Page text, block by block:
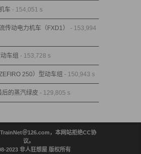
车 - 154,051 s
传动电力机车（FXD1）
- 153,994
车组 - 153,728 s
250）型动车组 - 150,943 s
的蒸汽绿皮 - 129,805 s
＠126.com，本网站拒绝CC协
议。
2023 非人狂想屋 版权所有